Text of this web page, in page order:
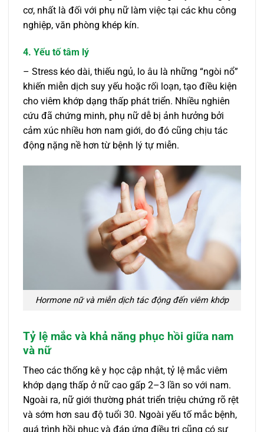
cơ, nhất là đối với phụ nữ làm việc tại các khu công
nghiệp, văn phòng khép kín.
4. Yếu tố tâm lý
– Stress kéo dài, thiếu ngủ, lo âu là những “ngòi nổ”
khiến miễn dịch suy yếu hoặc rối loạn, tạo điều kiện
cho viêm khớp dạng thấp phát triển. Nhiều nghiên
cứu đã chứng minh, phụ nữ dễ bị ảnh hưởng bởi
cảm xúc nhiều hơn nam giới, do đó cũng chịu tác
động nặng nề hơn từ bệnh lý tự miễn.
Hormone nữ và miễn dịch tác động đến viêm khớp
Tỷ lệ mắc và khả năng phục hồi giữa nam
và nữ
Theo các thống kê y học cập nhật, tỷ lệ mắc viêm
khớp dạng thấp ở nữ cao gấp 2–3 lần so với nam.
Ngoài ra, nữ giới thường phát triển triệu chứng rõ rệt
và sớm hơn sau độ tuổi 30. Ngoài yếu tố mắc bệnh,
quá trình hồi phục và đáp ứng điều trị cũng có sự